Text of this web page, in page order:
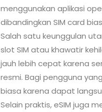
menggunakan aplikasi
dibandingkan SIM card
Salah satu keunggulan
slot SIM atau khawatir
jauh lebih cepat karena
resmi. Bagi pengguna
biasa karena dapat
Selain praktis, eSIM juga